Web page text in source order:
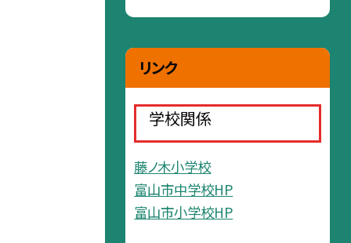
リンク
学校関係
藤ノ木小学校
富山市中学校HP
富山市小学校HP